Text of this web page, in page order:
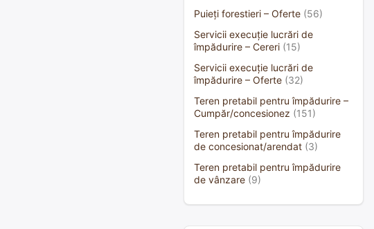
Puieți forestieri – Oferte (56)
Servicii execuție lucrări de
împădurire – Cereri (15)
Servicii execuție lucrări de
împădurire – Oferte (32)
Teren pretabil pentru împădurire –
Cumpăr/concesionez (151)
Teren pretabil pentru împădurire
de concesionat/arendat (3)
Teren pretabil pentru împădurire
de vânzare (9)